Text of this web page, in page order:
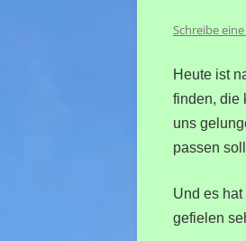
Schreibe
Heute ist
finden, die
uns
passen
Und es
gefielen